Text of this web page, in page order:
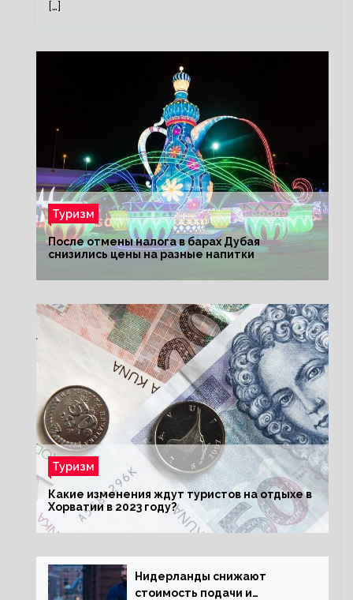
[…]
Туризм
После отмены налога в барах Дубая
снизились цены на разные напитки
Туризм
Какие изменения ждут туристов на отдыхе в
Хорватии в 2023 году?
Нидерланды снижают
стоимость подачи и